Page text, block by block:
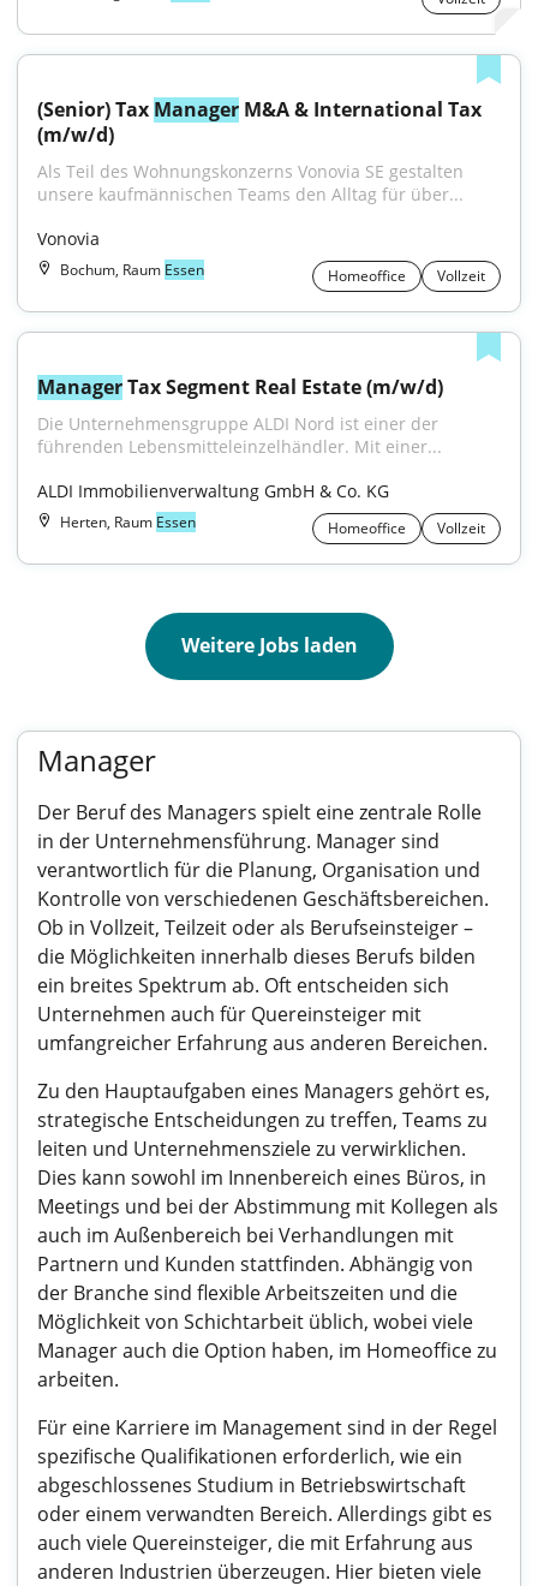
(Senior) Tax Manager M&A & International Tax
(m/w/d)
Als Teil des Wohnungskonzerns Vonovia SE gestalten
unsere kaufmännischen Teams den Alltag für über...
Vonovia
Bochum, Raum Essen Homeoffice Vollzeit
Manager Tax Segment Real Estate (m/w/d)
Die Unternehmensgruppe ALDI Nord ist einer der
führenden Lebensmitteleinzelhändler. Mit einer...
ALDI Immobilienverwaltung GmbH & Co. KG
Herten, Raum Essen Homeoffice Vollzeit
Weitere Jobs laden
Manager
Der Beruf des Managers spielt eine zentrale Rolle
in der Unternehmensführung. Manager sind
verantwortlich für die Planung, Organisation und
Kontrolle von verschiedenen Geschäftsbereichen.
Ob in Vollzeit, Teilzeit oder als Berufseinsteiger –
die Möglichkeiten innerhalb dieses Berufs bilden
ein breites Spektrum ab. Oft entscheiden sich
Unternehmen auch für Quereinsteiger mit
umfangreicher Erfahrung aus anderen Bereichen.
Zu den Hauptaufgaben eines Managers gehört es,
strategische Entscheidungen zu treffen, Teams zu
leiten und Unternehmensziele zu verwirklichen.
Dies kann sowohl im Innenbereich eines Büros, in
Meetings und bei der Abstimmung mit Kollegen als
auch im Außenbereich bei Verhandlungen mit
Partnern und Kunden stattfinden. Abhängig von
der Branche sind flexible Arbeitszeiten und die
Möglichkeit von Schichtarbeit üblich, wobei viele
Manager auch die Option haben, im Homeoffice zu
arbeiten.
Für eine Karriere im Management sind in der Regel
spezifische Qualifikationen erforderlich, wie ein
abgeschlossenes Studium in Betriebswirtschaft
oder einem verwandten Bereich. Allerdings gibt es
auch viele Quereinsteiger, die mit Erfahrung aus
anderen Industrien überzeugen. Hier bieten viele